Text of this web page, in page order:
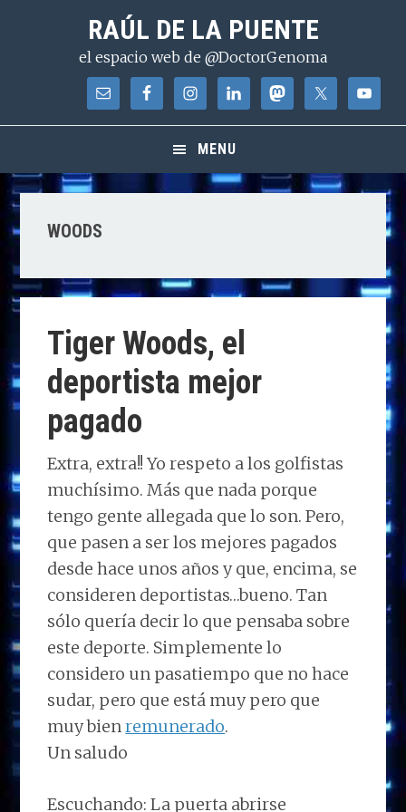
contenido
RAÚL DE LA PUENTE
el espacio web de @DoctorGenoma
MENU
WOODS
Tiger Woods, el
deportista mejor
pagado
Extra, extra!! Yo respeto a los golfistas
muchísimo. Más que nada porque
tengo gente allegada que lo son. Pero,
que pasen a ser los mejores pagados
desde hace unos años y que, encima, se
consideren deportistas…bueno. Tan
sólo quería decir lo que pensaba sobre
este deporte. Simplemente lo
considero un pasatiempo que no hace
sudar, pero que está muy pero que
muy bienremunerado.
Un saludo
Escuchando: La puerta abrirse